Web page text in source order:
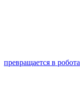
превращается в робота